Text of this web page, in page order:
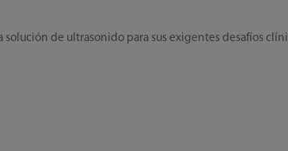
solución de ultrasonido para sus exigentes desafíos